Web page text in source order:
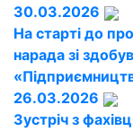
30.03.2026
На старті до
нарада зі
26.03.2026
Зустріч з